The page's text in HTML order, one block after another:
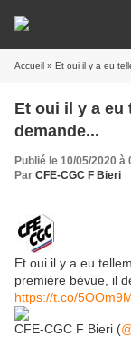
Accueil » Et oui il y a eu
Et oui il y a eu
demande...
Publié le 10/05/2020 à
Par CFE-CGC F Bieri
Et oui il y a eu
première bévue, il
https://t.co/
CFE-CGC F Bieri (